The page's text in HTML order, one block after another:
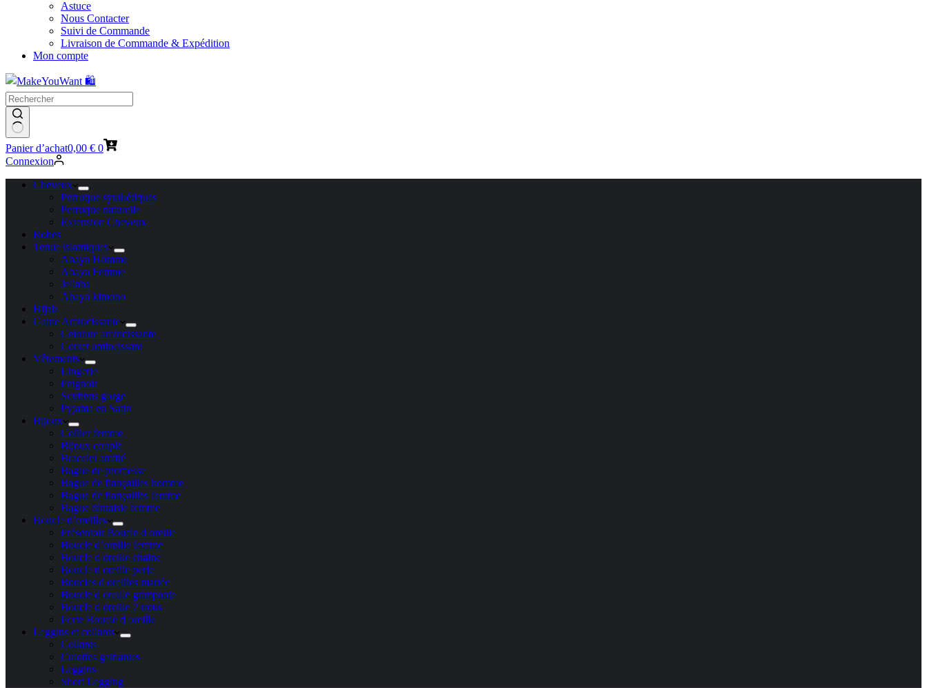
Astuce
Nous Contacter
Suivi de Commande
Livraison de Commande & Expédition
Mon compte
Panier d’achat0,00 € 0
Connexion
Cheveux
Perruque synthétiques
Perruque naturelle
Extension Cheveux
Robes
Tenue islamiques
Abaya Homme
Abaya Femme
Jellaba
Abaya kimono
Hijab
Gaine Amincissante
Ceinture amincissante
Corset amincissant
Vêtements
Lingerie
Peignoir
Soutiens gorge
Pyjama en Satin
Bijoux
Collier femme
Bijoux couple
Bracelet amitié
Bague de promesse
Bague de fiançailles homme
Bague de fiançailles femme
Bague fantaisie femme
Boucle d’oreilles
Présentoir Boucle d oreille
Boucle d’oreille femme
Boucle d oreille chaine
Boucle d oreille perle
Boucles d oreilles mariée
Boucle d oreille grimpante
Boucle d oreille 2 trous
Porte Boucle d oreille
Leggins et collants
Collants
Culottes gainantes
Leggins
Short Legging